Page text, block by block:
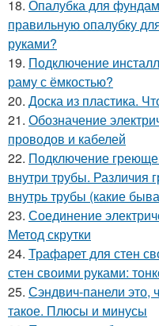
18. Опалубка для
правильную опалубку
руками?
19. Подключение
раму с ёмкостью?
20. Доска из пластика.
21. Обозначение
проводов и кабелей
22. Подключение
внутри трубы. Различия
внутрь трубы (какие
23. Соединение
Метод скрутки
24. Трафарет для стен
стен своими руками:
25. Сэндвич-панели это,
такое. Плюсы и минусы